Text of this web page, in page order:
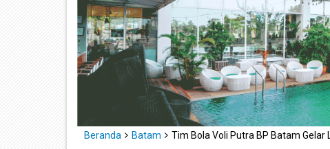
Beranda Batam Tim Bola Voli Putra BP Batam